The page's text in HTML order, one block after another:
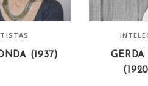
(1937)